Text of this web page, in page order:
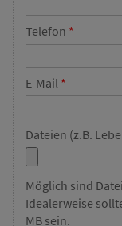
Telefon *
E-Mail *
Dateien (z.B.
Möglich sind
Idealerweise
MB sein.